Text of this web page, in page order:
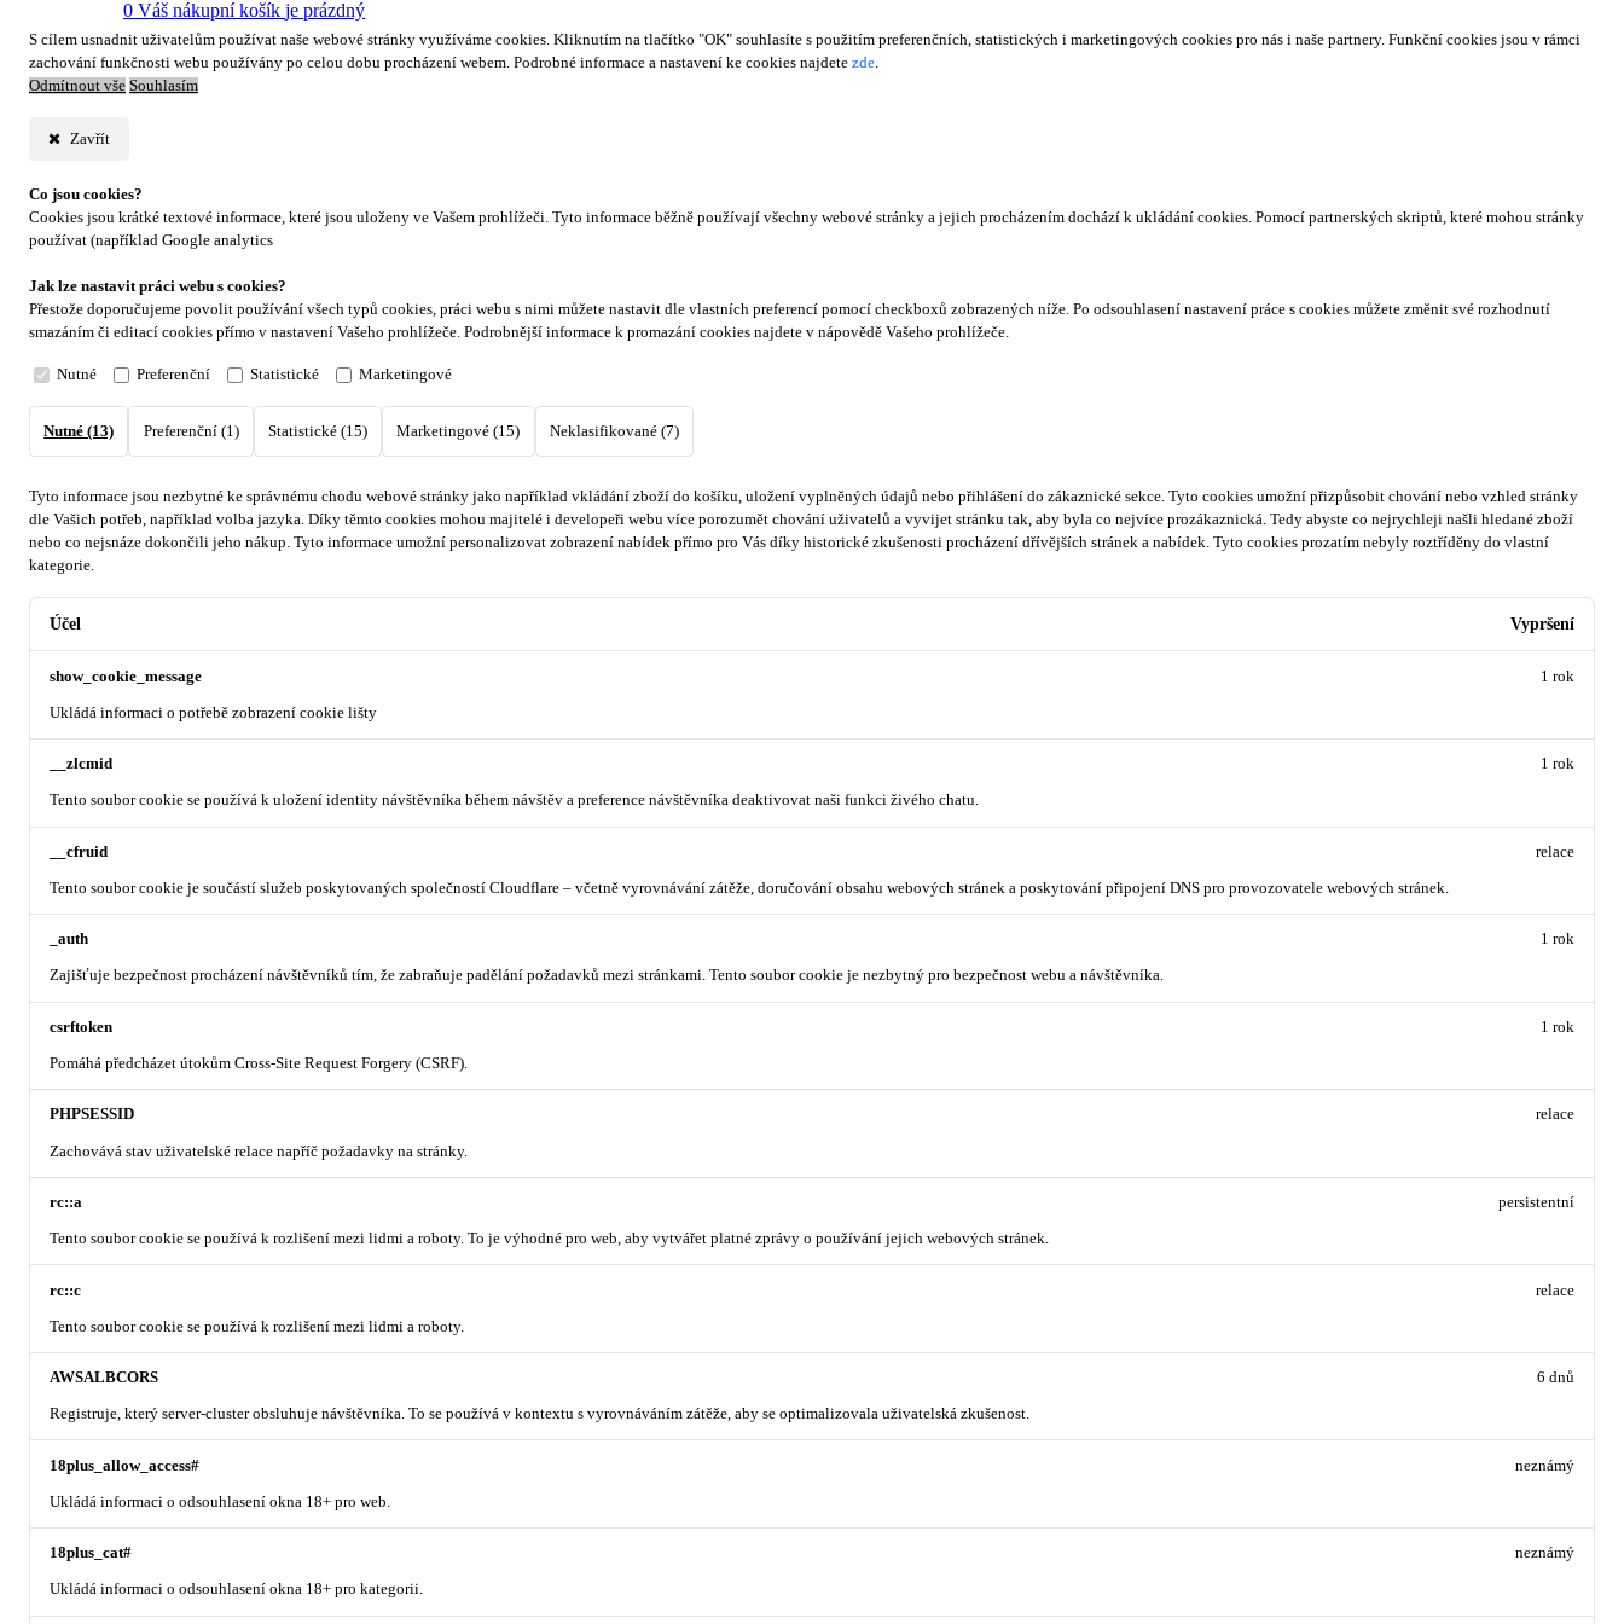
S cílem usnadnit uživatelům používat naše webové stránky využíváme cookies. Kliknutím na tlačítko "OK" souhlasíte s použitím preferenčních, statistických i marketingových cookies pro nás i naše partnery. Funkční cookies jsou v rámci
zachování funkčnosti webu používány po celou dobu procházení webem. Podrobné informace a nastavení ke cookies najdete zde.
Odmítnout vše Souhlasím
Zavřít
Co jsou cookies?
Cookies jsou krátké textové informace, které jsou uloženy ve Vašem prohlížeči. Tyto informace běžně používají všechny webové stránky a jejich procházením dochází k ukládání cookies. Pomocí partnerských skriptů, které mohou stránky
používat (například Google analytics
Jak lze nastavit práci webu s cookies?
Přestože doporučujeme povolit používání všech typů cookies, práci webu s nimi můžete nastavit dle vlastních preferencí pomocí checkboxů zobrazených níže. Po odsouhlasení nastavení práce s cookies můžete změnit své rozhodnutí
smazáním či editací cookies přímo v nastavení Vašeho prohlížeče. Podrobnější informace k promazání cookies najdete v nápovědě Vašeho prohlížeče.
Nutné Preferenční Statistické Marketingové
Nutné (13) Preferenční (1) Statistické (15) Marketingové (15) Neklasifikované (7)
Tyto informace jsou nezbytné ke správnému chodu webové stránky jako například vkládání zboží do košíku, uložení vyplněných údajů nebo přihlášení do zákaznické sekce. Tyto cookies umožní přizpůsobit chování nebo vzhled stránky
dle Vašich potřeb, například volba jazyka. Díky těmto cookies mohou majitelé i developeři webu více porozumět chování uživatelů a vyvijet stránku tak, aby byla co nejvíce prozákaznická. Tedy abyste co nejrychleji našli hledané zboží
nebo co nejsnáze dokončili jeho nákup. Tyto informace umožní personalizovat zobrazení nabídek přímo pro Vás díky historické zkušenosti procházení dřívějších stránek a nabídek. Tyto cookies prozatím nebyly roztříděny do vlastní
kategorie.
Účel Vypršení
show_cookie_message
Ukládá informaci o potřebě zobrazení cookie lišty
1 rok
__zlcmid
Tento soubor cookie se používá k uložení identity návštěvníka během návštěv a preference návštěvníka deaktivovat naši funkci živého chatu.
1 rok
__cfruid
Tento soubor cookie je součástí služeb poskytovaných společností Cloudflare – včetně vyrovnávání zátěže, doručování obsahu webových stránek a poskytování připojení DNS pro provozovatele webových stránek.
relace
_auth
Zajišťuje bezpečnost procházení návštěvníků tím, že zabraňuje padělání požadavků mezi stránkami. Tento soubor cookie je nezbytný pro bezpečnost webu a návštěvníka.
1 rok
csrftoken
Pomáhá předcházet útokům Cross-Site Request Forgery (CSRF).
1 rok
PHPSESSID
Zachovává stav uživatelské relace napříč požadavky na stránky.
relace
rc::a
Tento soubor cookie se používá k rozlišení mezi lidmi a roboty. To je výhodné pro web, aby vytvářet platné zprávy o používání jejich webových stránek.
persistentní
rc::c
Tento soubor cookie se používá k rozlišení mezi lidmi a roboty.
relace
AWSALBCORS
Registruje, který server-cluster obsluhuje návštěvníka. To se používá v kontextu s vyrovnáváním zátěže, aby se optimalizovala uživatelská zkušenost.
6 dnů
18plus_allow_access#
Ukládá informaci o odsouhlasení okna 18+ pro web.
neznámý
18plus_cat#
Ukládá informaci o odsouhlasení okna 18+ pro kategorii.
neznámý
0 Váš nákupní košík je prázdný